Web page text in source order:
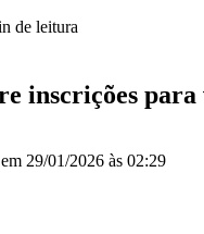
de leitura
inscrições para
29/01/2026 às 02:29